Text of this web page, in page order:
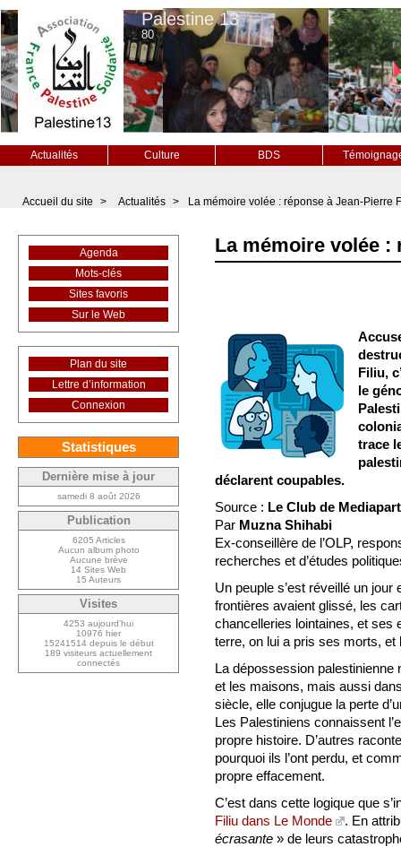
Palestine 13
80
Actualités Culture BDS
Accueil du site > Actualités > La mémoire volée : réponse à Jean-Pierre
La mémoire volée :
Filiu,
le
trace
déclarent coupables.
Source : Le Club de Mediapart
Par Muzna Shihabi
Ex-conseillère de l’OLP,
recherches et d’études
Un peuple s’est réveillé un
frontières avaient glissé, les
chancelleries lointaines, et ses
terre, on lui a pris ses morts, et
La dépossession
et les maisons, mais aussi
siècle, elle conjugue la perte
Les Palestiniens connaissent
propre histoire. D’autres
pourquoi ils l’ont perdu, et
propre effacement.
C’est dans cette logique que
Filiu dans Le Monde
. En
écrasante » de leurs
Agenda
Mots-clés
Sites favoris
Sur le Web
Plan du site
Lettre d’information
Connexion
Statistiques
Dernière mise à jour
samedi 8 août 2026
Publication
6205 Articles
Aucun album photo
Aucune brève
14 Sites Web
15 Auteurs
Visites
4253 aujourd’hui
10976 hier
15241514 depuis le début
189 visiteurs actuellement
connectés